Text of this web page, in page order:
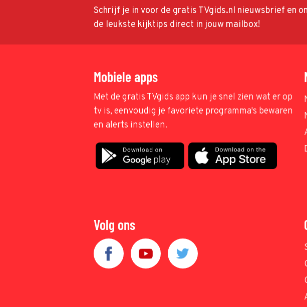
Schrijf je in voor de gratis TVgids.nl nieuwsbrief en
de leukste kijktips direct in jouw mailbox!
Mobiele apps
Met de gratis TVgids app kun je snel zien wat er op
tv is, eenvoudig je favoriete programma's bewaren
en alerts instellen.
Volg ons